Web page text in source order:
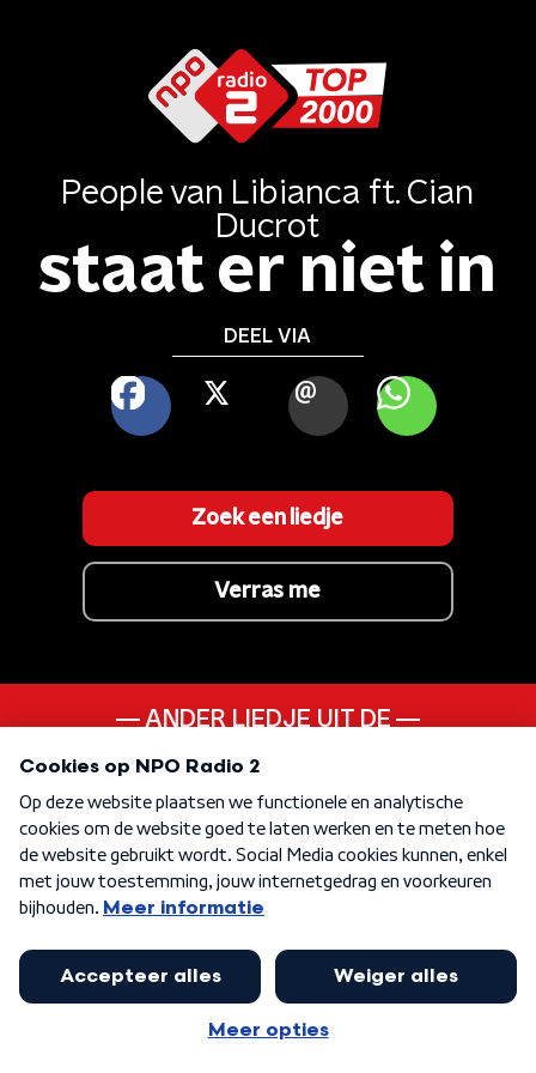
People van Libianca ft. Cian
Ducrot
staat er niet in
DEEL VIA
FACEBOOK
X MAIL WHATSAPP
Zoek een liedje
Verras me
ANDER LIEDJE UIT DE
20s
KEN JE DEZE NOG
Plug In Baby
KEN JE DEZE NOG
Home For Christmas